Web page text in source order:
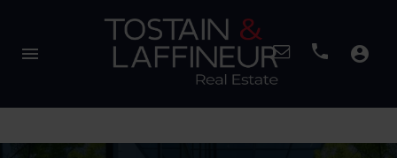
menu account_circle